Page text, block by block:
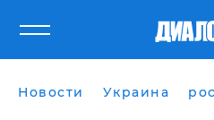
Новости Украина